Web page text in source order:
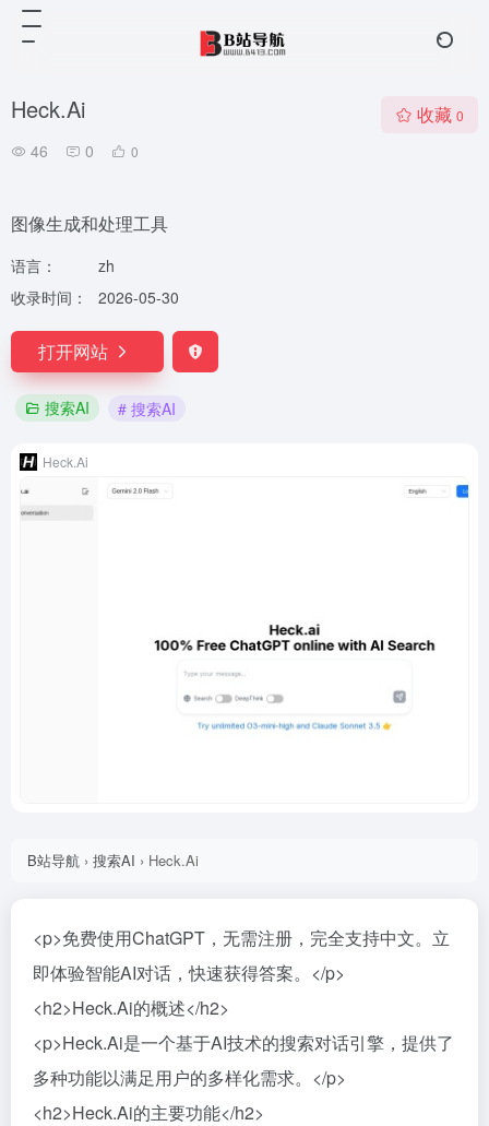
Heck.Ai
46 0 0
收藏 0
图像生成和处理工具
语言：
zh
收录时间：
2026-05-30
打开网站
搜索AI # 搜索AI
Heck.Ai
B站导航 › 搜索AI › Heck.Ai
<p>免费使用ChatGPT，无需注册，完全支持中文。立
即体验智能AI对话，快速获得答案。</p>
<h2>Heck.Ai的概述</h2>
<p>Heck.Ai是一个基于AI技术的搜索对话引擎，提供了
多种功能以满足用户的多样化需求。</p>
<h2>Heck.Ai的主要功能</h2>